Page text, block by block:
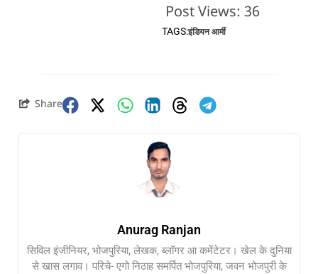
Post Views: 36
TAGS:इंडियन आर्मी
Share
Anurag Ranjan
सिविल इंजीनियर, भोजपुरिया, लेखक, ब्लॉगर आ कमेंटेटर। खेल के दुनिया
से खास लगाव। परिचे- एगो निठाह समर्पित भोजपुरिया, जवन भोजपुरी के